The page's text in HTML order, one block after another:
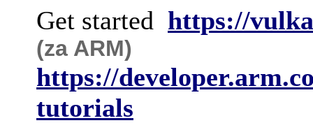
Get started https://
(za ARM)
https://
tutorials